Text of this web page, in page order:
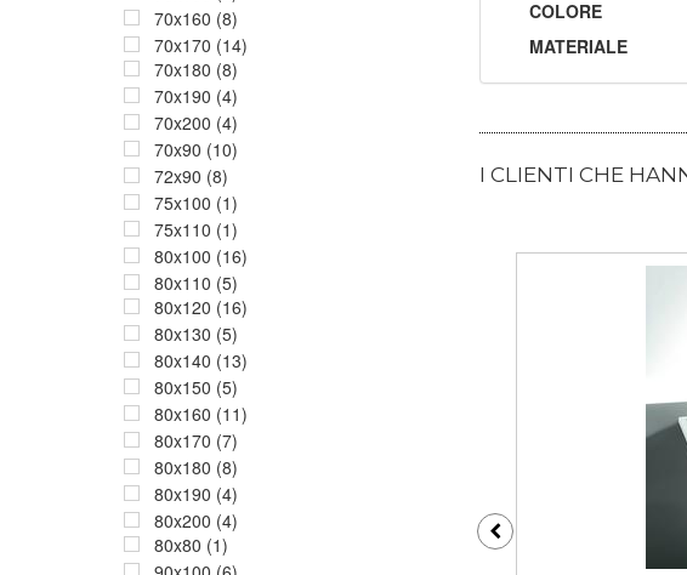
70x160 (8)
70x170 (14)
70x180 (8)
70x190 (4)
70x200 (4)
70x90 (10)
72x90 (8)
75x100 (1)
75x110 (1)
80x100 (16)
80x110 (5)
80x120 (16)
80x130 (5)
80x140 (13)
80x150 (5)
80x160 (11)
80x170 (7)
80x180 (8)
80x190 (4)
80x200 (4)
80x80 (1)
COLORE
MATERIALE
I CLIENTI CHE